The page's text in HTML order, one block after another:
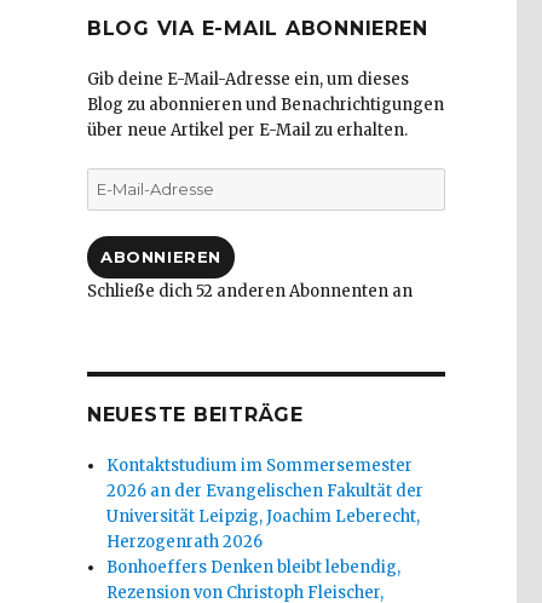
BLOG VIA E-MAIL ABONNIEREN
Gib deine E-Mail-Adresse ein, um dieses
Blog zu abonnieren und Benachrichtigungen
über neue Artikel per E-Mail zu erhalten.
E-
Mail-
ABONNIEREN
Schließe dich 52 anderen Abonnenten an
NEUESTE BEITRÄGE
Kontaktstudium im Sommersemester
2026 an der Evangelischen Fakultät der
Universität Leipzig, Joachim Leberecht,
Herzogenrath 2026
Bonhoeffers Denken bleibt lebendig,
Rezension von Christoph Fleischer,